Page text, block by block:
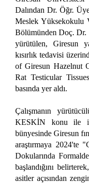
Dalından Dr. Öğr.
Meslek Yüksekokulu
Bölümünden Doç.
yürütülen, Giresun
kısırlık tedavisi
of Giresun Hazelnut
Rat Testicular
basında yer aldı.
Çalışmanın
KESKİN konu ile
bünyesinde Giresun
araştırmaya 2024'te
Dokularında
başlandığını
asitler açısından